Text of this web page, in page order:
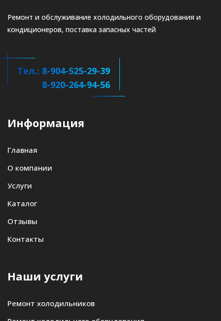
Ремонт и обслуживание холодильного оборудования и
кондиционеров, поставка запасных частей
Тел.: 8-904-525-29-39
8-920-264-94-56
Информация
Главная
О компании
Услуги
Каталог
Отзывы
Контакты
Наши услуги
Ремонт холодильников